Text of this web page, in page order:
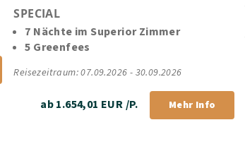
SPECIAL
7 Nächte im Superior Zimmer
5 Greenfees
Reisezeitraum: 07.09.2026 - 30.09.2026
ab 1.654,01 EUR /P. Mehr Info